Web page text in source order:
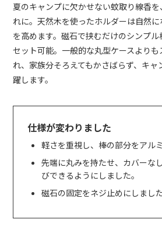
夏のキャンプに欠かせない蚊取り線香
れに。天然木を使ったホルダーは自然
を高めます。磁石で挟むだけのシンプ
セット可能。一般的な丸型ケースより
れ、家族分そろえてもかさばらず、キ
躍します。
仕様が変わりました
軽さを重視し、棒の部分をアル
先端に丸みを持たせ、カバーな
びできるようにしました。
磁石の固定をネジ止めにしました